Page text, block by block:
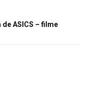
ASICS – filme